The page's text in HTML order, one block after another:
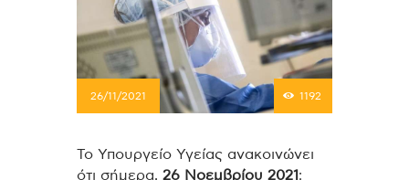
26/11/2021 1192
Το Υπουργείο Υγείας ανακοινώνει
ότι σήμερα, 26 Νοεμβρίου 2021: